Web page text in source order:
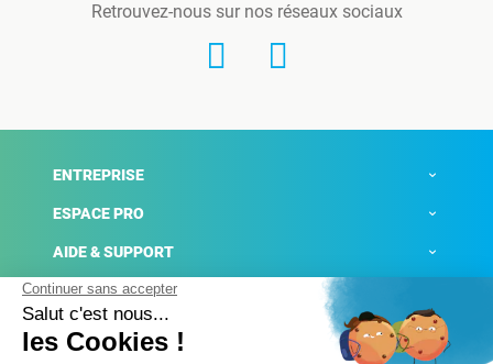
Retrouvez-nous sur nos réseaux sociaux
ENTREPRISE
ESPACE PRO
AIDE & SUPPORT
ACTUALITÉS